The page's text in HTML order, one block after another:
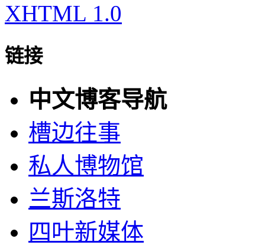
XHTML 1.0
链接
中文博客导航
槽边往事
私人博物馆
兰斯洛特
四叶新媒体